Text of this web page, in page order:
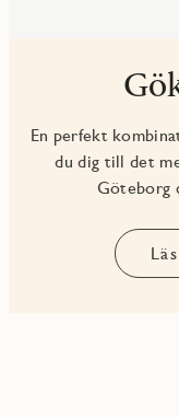
En perfekt
du dig till det
Göteborg